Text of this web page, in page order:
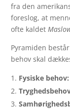
fra den
foreslog, at
ofte kaldet
Pyramiden
behov skal
Fysiske behov: